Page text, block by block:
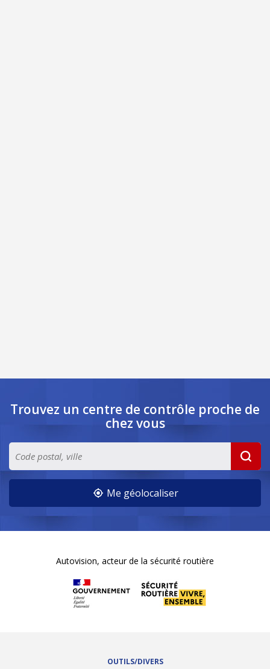
Trouvez un centre de contrôle proche de
chez vous
Me géolocaliser
Autovision, acteur de la sécurité routière
OUTILS/DIVERS